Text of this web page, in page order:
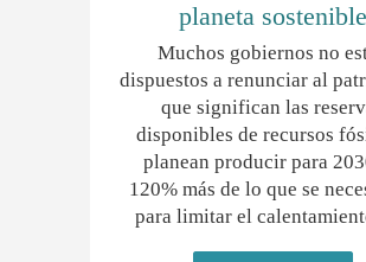
planeta sostenible
Muchos gobiernos no
dispuestos a renunciar al
que significan las
disponibles de recursos
planean producir para
120% más de lo que se
para limitar el